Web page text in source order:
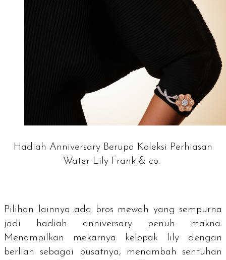
Hadiah Anniversary Berupa Koleksi Perhiasan
Water Lily Frank & co.
Pilihan lainnya ada bros mewah yang sempurna
jadi hadiah anniversary penuh makna.
Menampilkan mekarnya kelopak
lily dengan
berlian sebagai pusatnya, menambah sentuhan